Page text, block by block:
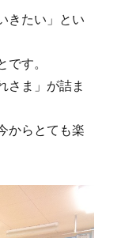
きたい」とい
す。
さま」が詰ま
からとても楽